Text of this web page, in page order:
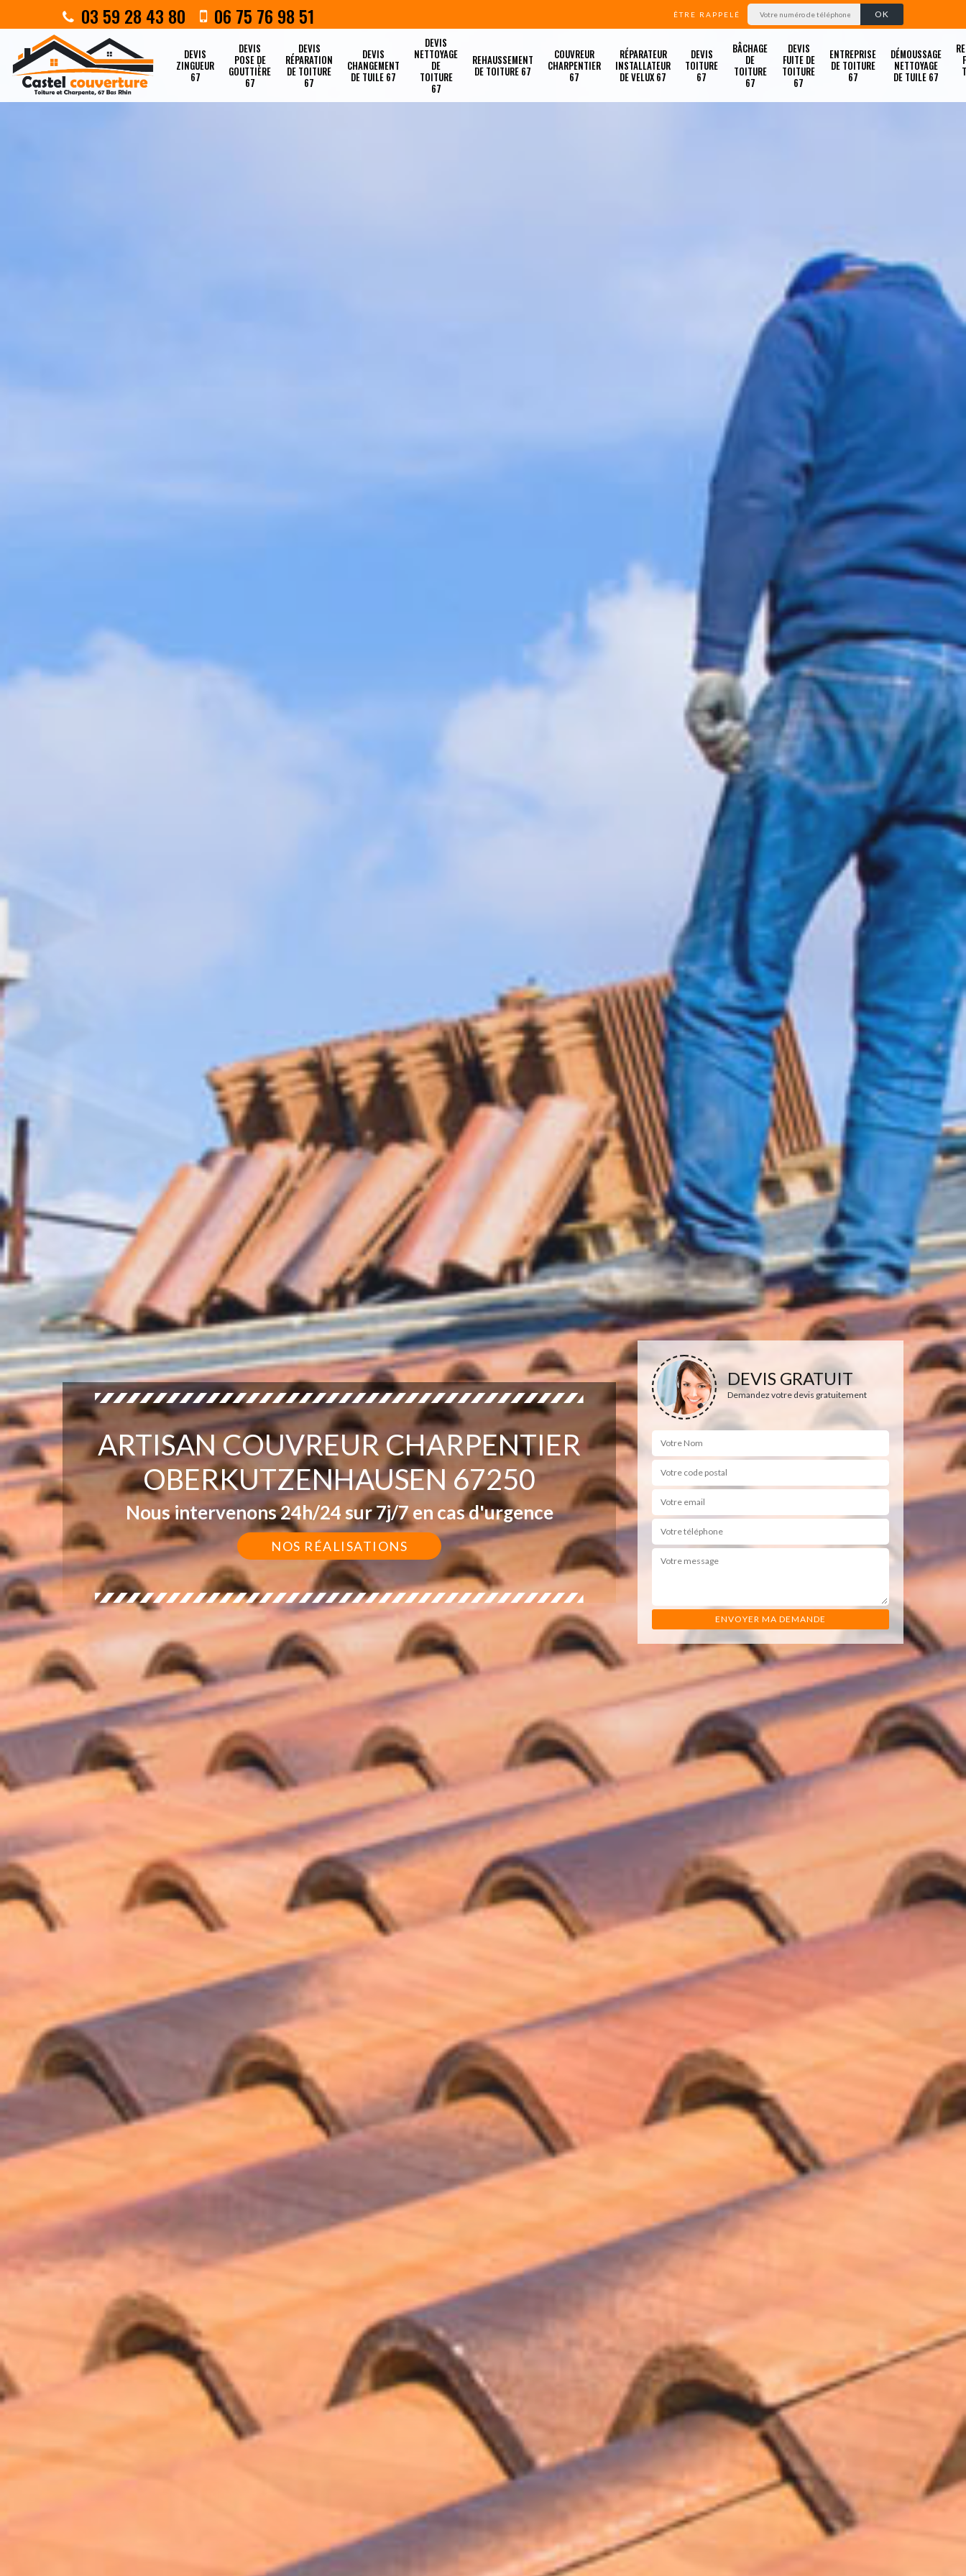
03 59 28 43 80 06 75 76 98 51 ÊTRE RAPPELÉ
DEVIS
ZINGUEUR
67
DEVIS
POSE DE
GOUTTIÈRE
67
DEVIS
RÉPARATION
DE TOITURE
67
DEVIS
CHANGEMENT
DE TUILE 67
DEVIS
NETTOYAGE
DE
TOITURE
67
REHAUSSEMENT
DE TOITURE 67
COUVREUR
CHARPENTIER
67
RÉPARATEUR
INSTALLATEUR
DE VELUX 67
DEVIS
TOITURE
67
BÂCHAGE
DE
TOITURE
67
DEVIS
FUITE DE
TOITURE
67
ENTREPRISE
DE TOITURE
67
DÉMOUSSAGE
NETTOYAGE
DE TUILE 67
ARTISAN COUVREUR CHARPENTIER
OBERKUTZENHAUSEN 67250
Nous intervenons 24h/24 sur 7j/7 en cas d'urgence
NOS RÉALISATIONS
DEVIS GRATUIT
Demandez votre devis gratuitement